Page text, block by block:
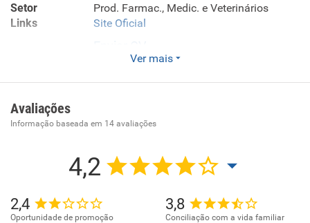
Setor
Prod. Farmac., Medic. e Veterinários
Links
Site Oficial
EXPERINCIA. ATENDIMENTO ESPECIALIZADO E
DEDICADO AO PET.
Ver mais
Avaliações
Informação baseada em 14 avaliações
4,2
2,4
Oportunidade de promoção
3,8
Conciliação com a vida familiar